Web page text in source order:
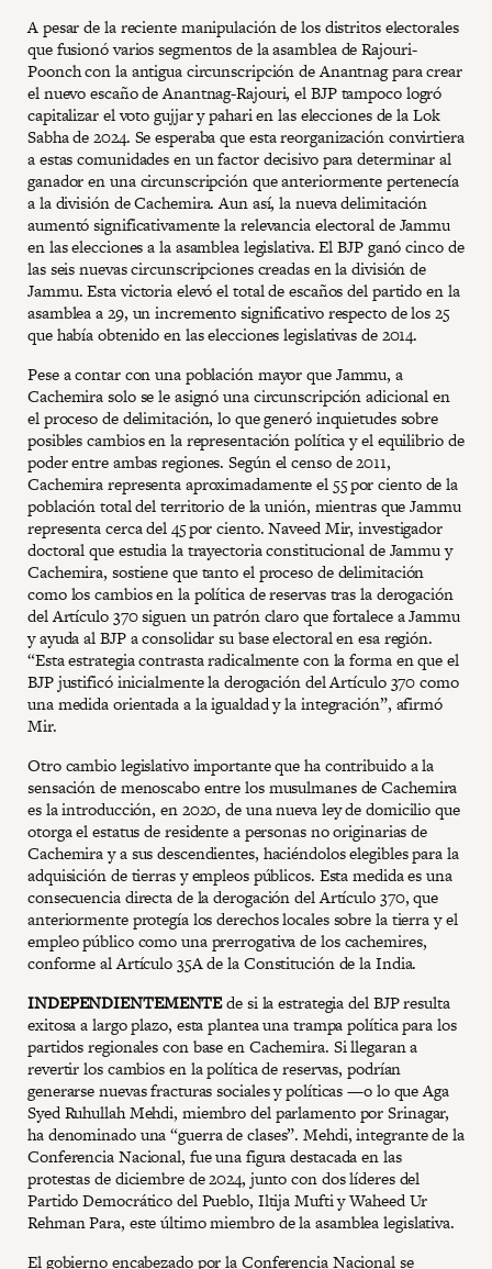
A pesar de la reciente manipulación de los distritos electorales
que fusionó varios segmentos de la asamblea de Rajouri-
Poonch con la antigua circunscripción de Anantnag para crear
el nuevo escaño de Anantnag-Rajouri, el BJP tampoco logró
capitalizar el voto gujjar y pahari en las elecciones de la Lok
Sabha de 2024. Se esperaba que esta reorganización convirtiera
a estas comunidades en un factor decisivo para determinar al
ganador en una circunscripción que anteriormente pertenecía
a la división de Cachemira. Aun así, la nueva delimitación
aumentó significativamente la relevancia electoral de Jammu
en las elecciones a la asamblea legislativa. El BJP ganó cinco de
las seis nuevas circunscripciones creadas en la división de
Jammu. Esta victoria elevó el total de escaños del partido en la
asamblea a 29, un incremento significativo respecto de los 25
que había obtenido en las elecciones legislativas de 2014.
Pese a contar con una población mayor que Jammu, a
Cachemira solo se le asignó una circunscripción adicional en
el proceso de delimitación, lo que generó inquietudes sobre
posibles cambios en la representación política y el equilibrio de
poder entre ambas regiones. Según el censo de 2011,
Cachemira representa aproximadamente el 55 por ciento de la
población total del territorio de la unión, mientras que Jammu
representa cerca del 45 por ciento. Naveed Mir, investigador
doctoral que estudia la trayectoria constitucional de Jammu y
Cachemira, sostiene que tanto el proceso de delimitación
como los cambios en la política de reservas tras la derogación
del Artículo 370 siguen un patrón claro que fortalece a Jammu
y ayuda al BJP a consolidar su base electoral en esa región.
“Esta estrategia contrasta radicalmente con la forma en que el
BJP justificó inicialmente la derogación del Artículo 370 como
una medida orientada a la igualdad y la integración”, afirmó
Mir.
Otro cambio legislativo importante que ha contribuido a la
sensación de menoscabo entre los musulmanes de Cachemira
es la introducción, en 2020, de una nueva ley de domicilio que
otorga el estatus de residente a personas no originarias de
Cachemira y a sus descendientes, haciéndolos elegibles para la
adquisición de tierras y empleos públicos. Esta medida es una
consecuencia directa de la derogación del Artículo 370, que
anteriormente protegía los derechos locales sobre la tierra y el
empleo público como una prerrogativa de los cachemires,
conforme al Artículo 35A de la Constitución de la India.
INDEPENDIENTEMENTEde si la estrategia del BJP resulta
exitosa a largo plazo, esta plantea una trampa política para los
partidos regionales con base en Cachemira. Si llegaran a
revertir los cambios en la política de reservas, podrían
generarse nuevas fracturas sociales y políticas —o lo que Aga
Syed Ruhullah Mehdi, miembro del parlamento por Srinagar,
ha denominado una “guerra de clases”. Mehdi, integrante de la
Conferencia Nacional, fue una figura destacada en las
protestas de diciembre de 2024, junto con dos líderes del
Partido Democrático del Pueblo, Iltija Mufti y Waheed Ur
Rehman Para, este último miembro de la asamblea legislativa.
El gobierno encabezado por la Conferencia Nacional se